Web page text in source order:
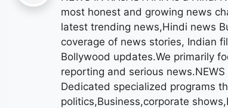
most honest and growing news
latest trending news,Hindi news
coverage of news stories, Indian
Bollywood updates.We primarily
reporting and serious news.NEWS
Dedicated specialized programs
politics,Business,corporate